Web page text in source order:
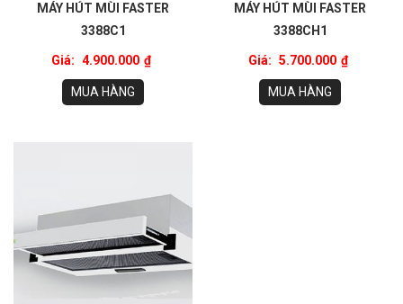
MÁY HÚT MÙI FASTER
3388C1
Giá: 4.900.000 ₫
MUA HÀNG
MÁY HÚT MÙI FASTER
3388CH1
Giá: 5.700.000 ₫
MUA HÀNG